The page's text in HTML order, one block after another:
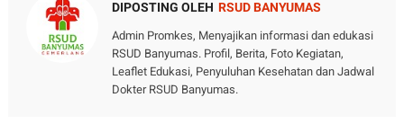
DIPOSTING OLEH RSUD BANYUMAS
Admin Promkes, Menyajikan informasi dan edukasi
RSUD Banyumas. Profil, Berita, Foto Kegiatan,
Leaflet Edukasi, Penyuluhan Kesehatan dan Jadwal
Dokter RSUD Banyumas.